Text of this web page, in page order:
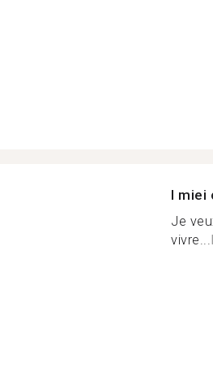
I miei
Je
vivre...